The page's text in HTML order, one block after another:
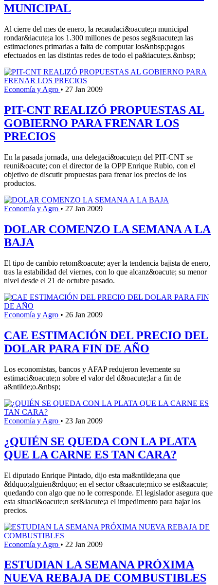
MUNICIPAL
Al cierre del mes de enero, la recaudaci&oacute;n municipal
rondar&iacute;a los 1.300 millones de pesos seg&uacute;n las
estimaciones primarias a falta de computar los&nbsp;pagos
efectuados en las distintas redes de todo el pa&iacute;s.&nbsp;
Economía y Agro • 27 Jan 2009
PIT-CNT REALIZÓ PROPUESTAS AL
GOBIERNO PARA FRENAR LOS
PRECIOS
En la pasada jornada, una delegaci&oacute;n del PIT-CNT se
reuni&oacute; con el director de la OPP Enrique Rubio, con el
objetivo de discutir propuestas para frenar los precios de los
productos.
Economía y Agro • 27 Jan 2009
DOLAR COMENZO LA SEMANA A LA
BAJA
El tipo de cambio retom&oacute; ayer la tendencia bajista de enero,
tras la estabilidad del viernes, con lo que alcanz&oacute; su menor
nivel desde el 21 de octubre pasado.
Economía y Agro • 26 Jan 2009
CAE ESTIMACIÓN DEL PRECIO DEL
DOLAR PARA FIN DE AÑO
Los economistas, bancos y AFAP redujeron levemente su
estimaci&oacute;n sobre el valor del d&oacute;lar a fin de
a&ntilde;o.&nbsp;
Economía y Agro • 23 Jan 2009
¿QUIÉN SE QUEDA CON LA PLATA
QUE LA CARNE ES TAN CARA?
El diputado Enrique Pintado, dijo esta ma&ntilde;ana que
&ldquo;alguien&rdquo; en el sector c&aacute;rnico se est&aacute;
quedando con algo que no le corresponde. El legislador asegura que
esta situaci&oacute;n ser&iacute;a el impedimento para bajar los
precios.
Economía y Agro • 22 Jan 2009
ESTUDIAN LA SEMANA PRÓXIMA
NUEVA REBAJA DE COMBUSTIBLES